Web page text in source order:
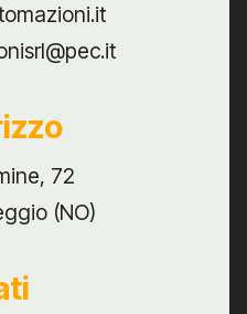
72
(NO)